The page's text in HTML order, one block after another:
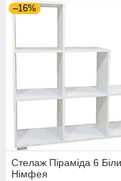
–16%
Стелаж Піраміда 6
Німфея